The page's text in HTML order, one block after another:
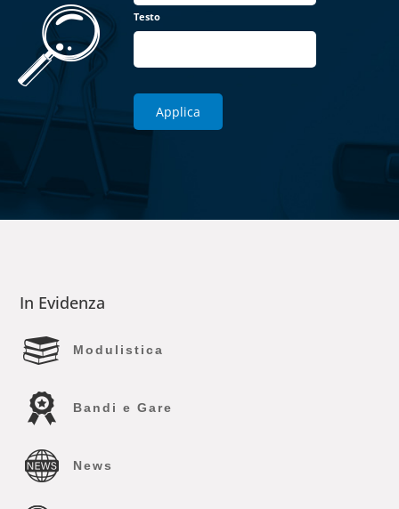
Testo
In Evidenza
Modulistica
Bandi e Gare
News